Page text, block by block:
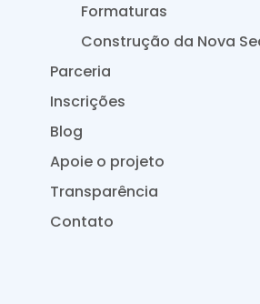
Formaturas
Construção da Nova
Parceria
Inscrições
Blog
Apoie o projeto
Transparência
Contato